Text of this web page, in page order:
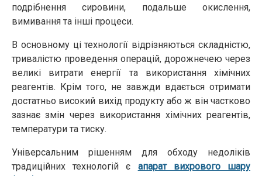
подрібнення сировини, подальше окислення,
вимивання та інші процеси.
В основному ці технології відрізняються складністю,
тривалістю проведення операцій, дорожнечею через
великі витрати енергії та використання хімічних
реагентів. Крім того, не завжди вдається отримати
достатньо високий вихід продукту або ж він частково
зазнає змін через використання хімічних реагентів,
температури та тиску.
Універсальним рішенням для обходу недоліків
традиційних технологій є апарат вихрового шару